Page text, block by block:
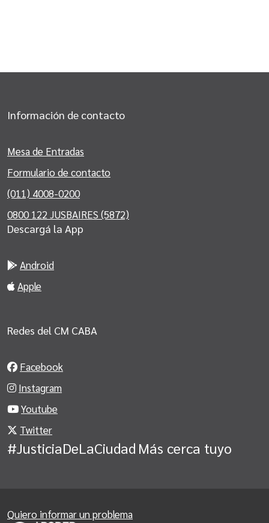
Información de contacto
Mesa de Entradas
Formulario de contacto
(011) 4008-0200
0800 122 JUSBAIRES (5872)
Descargá la App
Android
Apple
Redes del CM CABA
Facebook
Instagram
Youtube
Twitter
#JusticiaDeLaCiudad Más cerca tuyo
Quiero informar un problema